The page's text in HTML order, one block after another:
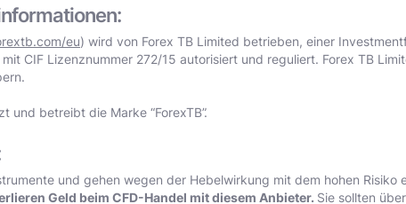
eu) wird von Forex TB Limited betrieben, einer
CIF Lizenznummer 272/15 autorisiert und reguliert. Forex TB
und betreibt die Marke “ForexTB”.
und gehen wegen der Hebelwirkung mit dem hohen Risiko
Geld beim CFD-Handel mit diesem Anbieter. Sie sollten